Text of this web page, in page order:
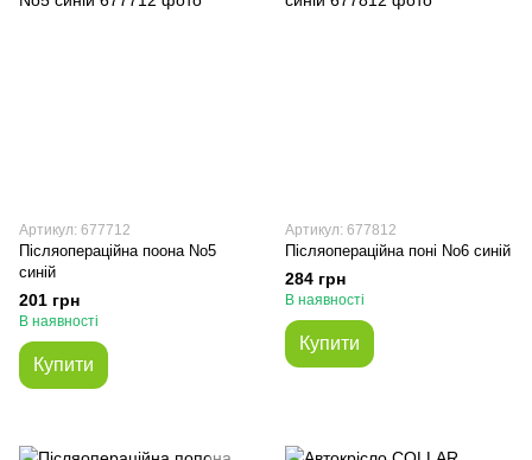
Артикул: 677712
Післяопераційна поона No5
синій
201 грн
В наявності
Купити
Артикул: 677812
Післяопераційна поні No6 синій
284 грн
В наявності
Купити